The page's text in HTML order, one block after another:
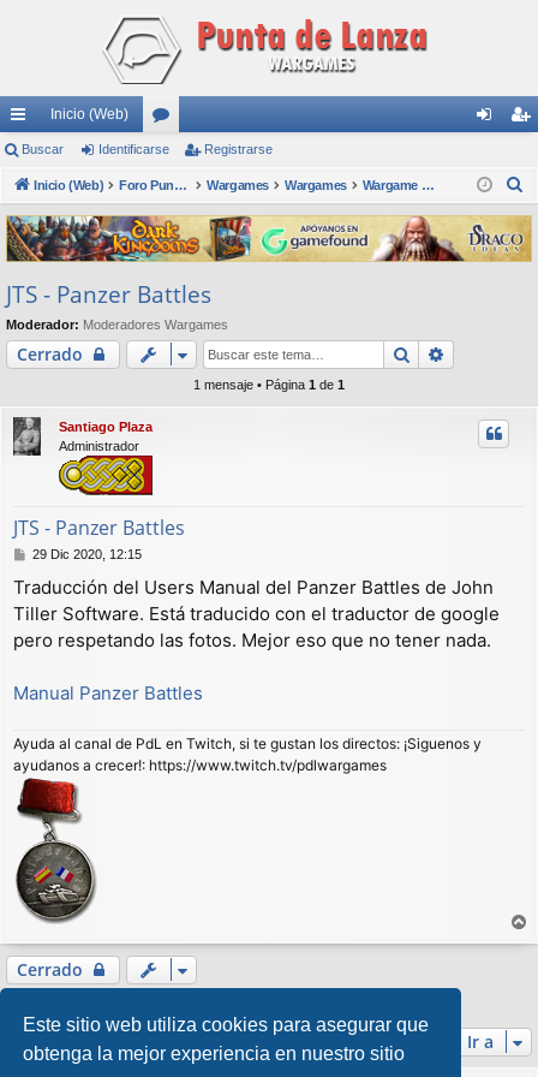
Este sitio web utiliza cookies para asegurar que
obtenga la mejor experiencia en nuestro sitio
nl
ac
es
rá
do
s
Inicio (Web)
or
os nti
fic
ar
ist
ra
rs
Buscar Identificarse Registrarse
Inicio (Web) Foro Punta de Lanza Wargames Wargames Wargames Wargame Depot
s
c
JTS - Panzer Battles
Moderador: Moderadores Wargames
Cerrado Buscar
1 mensaje • Página 1 de 1
Santiago Plaza
Administrador
JTS - Panzer Battles
M
n
s
j
29 Dic 2020, 12:15
Traducción del Users Manual del Panzer Battles de John
Tiller Software. Está traducido con el traductor de google
pero respetando las fotos. Mejor eso que no tener nada.
Manual Panzer Battles
Ayuda al canal de PdL en Twitch, si te gustan los directos: ¡Siguenos y
ayudanos a crecer!: https://www.twitch.tv/pdlwargames
r
a
Cerrado
Ir a